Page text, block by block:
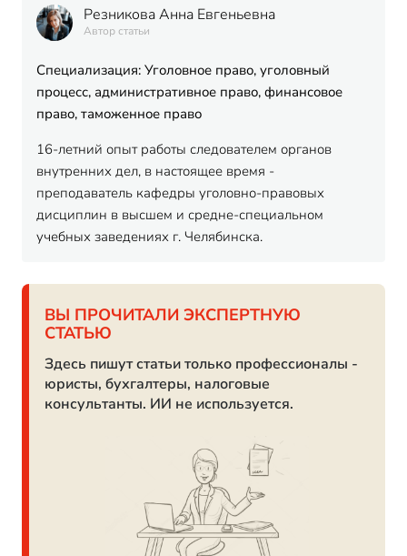
Резникова Анна Евгеньевна
Автор статьи
Специализация: Уголовное право, уголовный
процесс, административное право, финансовое
право, таможенное право
16-летний опыт работы следователем органов
внутренних дел, в настоящее время -
преподаватель кафедры уголовно-правовых
дисциплин в высшем и средне-специальном
учебных заведениях г. Челябинска.
ВЫ ПРОЧИТАЛИ ЭКСПЕРТНУЮ
СТАТЬЮ
Здесь пишут статьи только профессионалы -
юристы, бухгалтеры, налоговые
консультанты. ИИ не используется.